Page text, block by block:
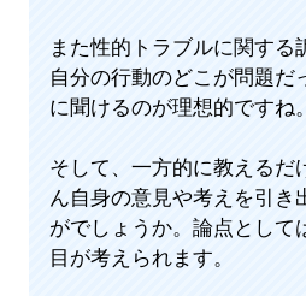
また性的トラブルに関する
自分の行動のどこが問題だ
に聞けるのが理想的ですね。
そして、一方的に教えるだ
ん自身の意見や考えを引き
がでしょうか。論点として
目が考えられます。